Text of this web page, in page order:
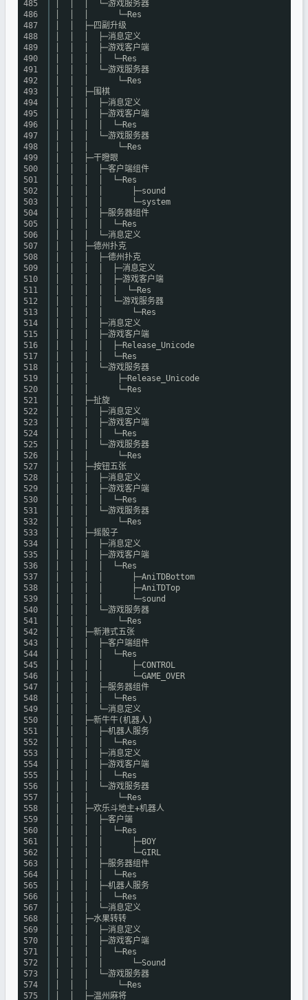
485
486
487
488
489
490
491
492
493
494
495
496
497
498
499
500
501
502
503
504
505
506
507
508
509
510
511
512
513
514
515
516
517
518
519
520
521
522
523
524
525
526
527
528
529
530
531
532
533
534
535
536
537
538
539
540
541
542
543
544
545
546
547
548
549
550
551
552
553
554
555
556
557
558
559
560
561
562
563
564
565
566
567
568
569
570
571
572
573
574
575
│ │ │ └─游戏服务器
│ │ │ └─Res
│ │ ├─四副升级
│ │ │ ├─消息定义
│ │ │ ├─游戏客户端
│ │ │ │ └─Res
│ │ │ └─游戏服务器
│ │ │ └─Res
│ │ ├─围棋
│ │ │ ├─消息定义
│ │ │ ├─游戏客户端
│ │ │ │ └─Res
│ │ │ └─游戏服务器
│ │ │ └─Res
│ │ ├─干瞪眼
│ │ │ ├─客户端组件
│ │ │ │ └─Res
│ │ │ │ ├─sound
│ │ │ │ └─system
│ │ │ ├─服务器组件
│ │ │ │ └─Res
│ │ │ └─消息定义
│ │ ├─德州扑克
│ │ │ ├─德州扑克
│ │ │ │ ├─消息定义
│ │ │ │ ├─游戏客户端
│ │ │ │ │ └─Res
│ │ │ │ └─游戏服务器
│ │ │ │ └─Res
│ │ │ ├─消息定义
│ │ │ ├─游戏客户端
│ │ │ │ ├─Release_Unicode
│ │ │ │ └─Res
│ │ │ └─游戏服务器
│ │ │ ├─Release_Unicode
│ │ │ └─Res
│ │ ├─扯旋
│ │ │ ├─消息定义
│ │ │ ├─游戏客户端
│ │ │ │ └─Res
│ │ │ └─游戏服务器
│ │ │ └─Res
│ │ ├─按钮五张
│ │ │ ├─消息定义
│ │ │ ├─游戏客户端
│ │ │ │ └─Res
│ │ │ └─游戏服务器
│ │ │ └─Res
│ │ ├─摇骰子
│ │ │ ├─消息定义
│ │ │ ├─游戏客户端
│ │ │ │ └─Res
│ │ │ │ ├─AniTDBottom
│ │ │ │ ├─AniTDTop
│ │ │ │ └─sound
│ │ │ └─游戏服务器
│ │ │ └─Res
│ │ ├─新港式五张
│ │ │ ├─客户端组件
│ │ │ │ └─Res
│ │ │ │ ├─CONTROL
│ │ │ │ └─GAME_OVER
│ │ │ ├─服务器组件
│ │ │ │ └─Res
│ │ │ └─消息定义
│ │ ├─新牛牛(机器人)
│ │ │ ├─机器人服务
│ │ │ │ └─Res
│ │ │ ├─消息定义
│ │ │ ├─游戏客户端
│ │ │ │ └─Res
│ │ │ └─游戏服务器
│ │ │ └─Res
│ │ ├─欢乐斗地主+机器人
│ │ │ ├─客户端
│ │ │ │ └─Res
│ │ │ │ ├─BOY
│ │ │ │ └─GIRL
│ │ │ ├─服务器组件
│ │ │ │ └─Res
│ │ │ ├─机器人服务
│ │ │ │ └─Res
│ │ │ └─消息定义
│ │ ├─水果转转
│ │ │ ├─消息定义
│ │ │ ├─游戏客户端
│ │ │ │ └─Res
│ │ │ │ └─Sound
│ │ │ └─游戏服务器
│ │ │ └─Res
│ │ ├─温州麻将